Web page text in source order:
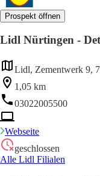
Prospekt öffnen
Lidl Nürtingen -
Lidl, Zementwerk 9,
1,05 km
03022005500
Webseite
geschlossen
Alle Lidl Filialen